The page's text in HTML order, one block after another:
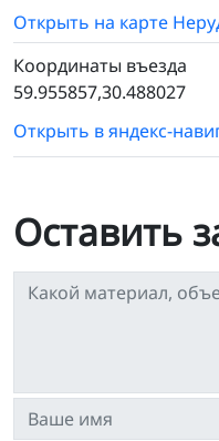
Открыть на карте
Координаты въезда
59.955857,30.488027
Открыть в яндекс-
Оставить